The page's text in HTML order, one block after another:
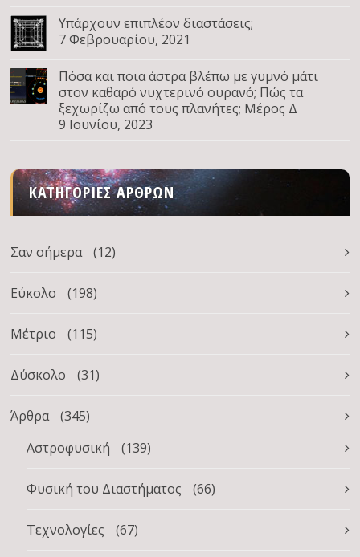
Υπάρχουν επιπλέον διαστάσεις;
7 Φεβρουαρίου, 2021
Πόσα και ποια άστρα βλέπω με γυμνό μάτι
στον καθαρό νυχτερινό ουρανό; Πώς τα
ξεχωρίζω από τους πλανήτες; Μέρος Δ
9 Ιουνίου, 2023
ΚΑΤΗΓΟΡΊΕΣ ΆΡΘΡΩΝ
Σαν σήμερα (12)
Εύκολο (198)
Μέτριο (115)
Δύσκολο (31)
Άρθρα
(345)
Αστροφυσική
(139)
Φυσική του Διαστήματος (66)
Τεχνολογίες (67)